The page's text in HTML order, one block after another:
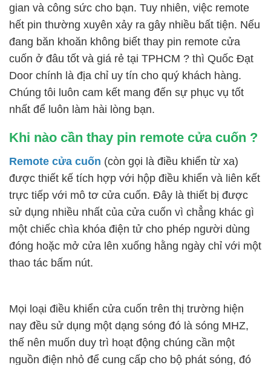
gian và công sức cho bạn. Tuy nhiên, việc remote
hết pin thường xuyên xảy ra gây nhiều bất tiện. Nếu
đang băn khoăn không biết thay pin remote cửa
cuốn ở đâu tốt và giá rẻ tại TPHCM ? thì Quốc Đạt
Door chính là địa chỉ uy tín cho quý khách hàng.
Chúng tôi luôn cam kết mang đến sự phục vụ tốt
nhất để luôn làm hài lòng bạn.
Khi nào cần thay pin remote cửa cuốn ?
Remote cửa cuốn (còn gọi là điều khiển từ xa)
được thiết kế tích hợp với hộp điều khiển và liên kết
trực tiếp với mô tơ cửa cuốn. Đây là thiết bị được
sử dụng nhiều nhất của cửa cuốn vì chẳng khác gì
một chiếc chìa khóa điện tử cho phép người dùng
đóng hoặc mở cửa lên xuống hằng ngày chỉ với một
thao tác bấm nút.
Mọi loại điều khiển cửa cuốn trên thị trường hiện
nay đều sử dụng một dạng sóng đó là sóng MHZ,
thế nên muốn duy trì hoạt động chúng cần một
nguồn điện nhỏ để cung cấp cho bộ phát sóng, đó